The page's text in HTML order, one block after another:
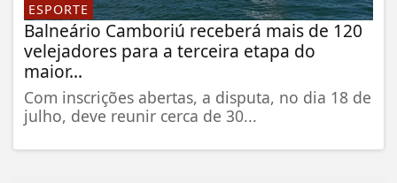
ESPORTE
Balneário Camboriú receberá mais de 120
velejadores para a terceira etapa do
maior...
Com inscrições abertas, a disputa, no dia 18 de
julho, deve reunir cerca de 30...